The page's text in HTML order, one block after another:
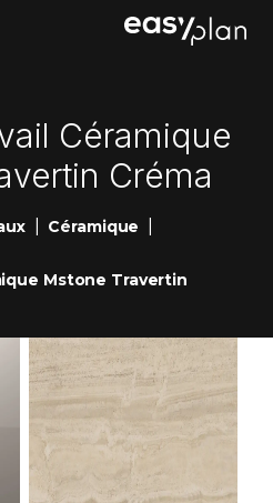
Céramique
Créma
Céramique
Mstone Travertin